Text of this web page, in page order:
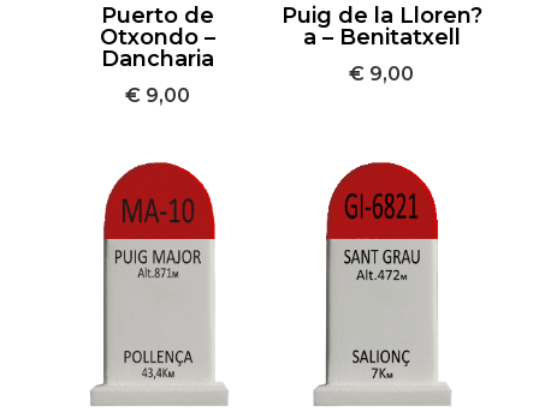
Puerto de
Otxondo –
Dancharia
€ 9,00
Puig de la Lloren?
a – Benitatxell
€ 9,00